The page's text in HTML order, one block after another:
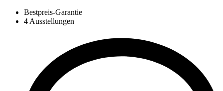
Bestpreis-Garantie
4 Ausstellungen